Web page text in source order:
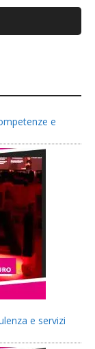
e
e servizi